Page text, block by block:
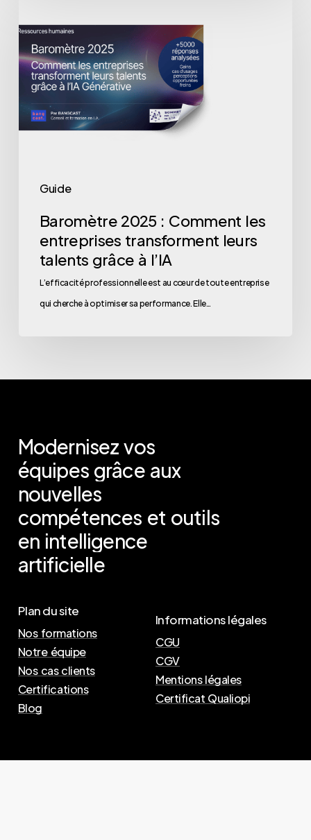
Guide
2025
Comment
les
entreprises
transforment
grâce
Baromètre 2025 : Comment les
entreprises transforment leurs
talents grâce à l’IA
L’efficacité professionnelle est au cœur de toute entreprise
qui cherche à optimiser sa performance. Elle…
Modernisez vos
équipes grâce aux
nouvelles
compétences et outils
en intelligence
artificielle
Plan du site
Nos formations
Notre équipe
Nos cas clients
Certifications
Blog
Informations légales
CGU
CGV
Mentions légales
Certificat Qualiopi